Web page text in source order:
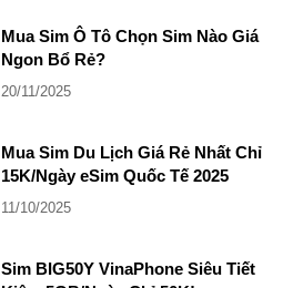
Mua Sim Ô Tô Chọn Sim Nào Giá
Ngon Bổ Rẻ?
20/11/2025
Mua Sim Du Lịch Giá Rẻ Nhất Chỉ
15K/Ngày eSim Quốc Tế 2025
11/10/2025
Sim BIG50Y VinaPhone Siêu Tiết